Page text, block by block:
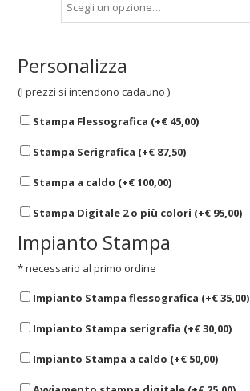
Personalizza
(I prezzi si intendono cadauno )
Stampa Flessografica (+€ 45,00)
Stampa Serigrafica (+€ 87,50)
Stampa a caldo (+€100,00)
Stampa Digitale 2 o più colori (+€ 95,00)
Impianto Stampa
* necessario al primo ordine
Impianto Stampa flessografica (+€35,00)
Impianto Stampa serigrafia (+€30,00)
Impianto Stampa a caldo (+€ 50,00)